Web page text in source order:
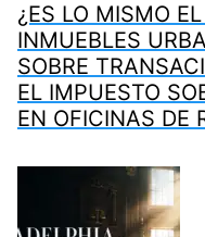
¿ES LO MISMO
INMUEBLES
SOBRE
EL IMPUESTO
EN OFICINAS DE